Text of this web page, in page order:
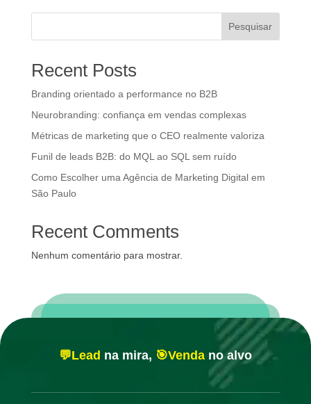
Pesquisar
Recent Posts
Branding orientado a performance no B2B
Neurobranding: confiança em vendas complexas
Métricas de marketing que o CEO realmente valoriza
Funil de leads B2B: do MQL ao SQL sem ruído
Como Escolher uma Agência de Marketing Digital em
São Paulo
Recent Comments
Nenhum comentário para mostrar.
💬Lead na mira, 🎯Vendano alvo